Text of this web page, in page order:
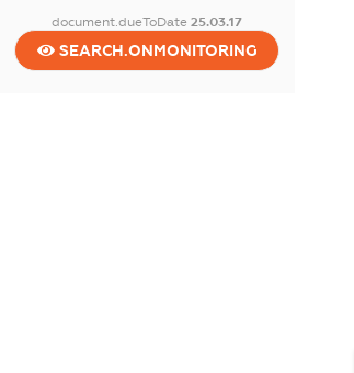
document.dueToDate25.03.17
SEARCH.ONMONITORING